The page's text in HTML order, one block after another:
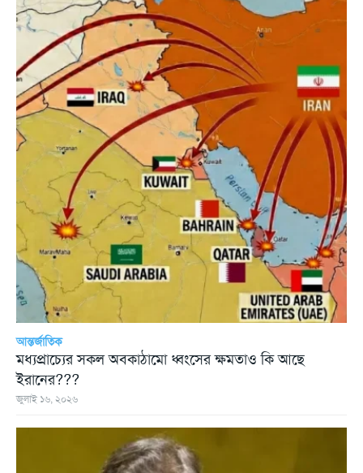
আন্তর্জাতিক
মধ্যপ্রাচ্যের সকল অবকাঠামো ধ্বংসের ক্ষমতাও কি আছে
ইরানের???
জুলাই ১৬, ২০২৬